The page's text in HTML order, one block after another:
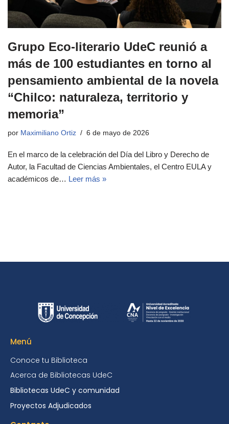
Grupo Eco-literario UdeC reunió a
más de 100 estudiantes en torno al
pensamiento ambiental de la novela
“Chilco: naturaleza, territorio y
memoria”
por Maximiliano Ortiz 6 de mayo de 2026
En el marco de la celebración del Día del Libro y Derecho de
Autor, la Facultad de Ciencias Ambientales, el Centro EULA y
académicos de… Leer más »
Menú
Conoce tu Biblioteca
Acerca de Bibliotecas UdeC
Bibliotecas UdeC y comunidad
Proyectos Adjudicados